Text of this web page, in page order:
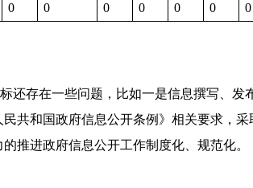
0 0 0 0 0 0 0
还存在一些问题，比如一是信息撰写、
共和国政府信息公开条例》相关要求，
推进政府信息公开工作制度化、规范化。